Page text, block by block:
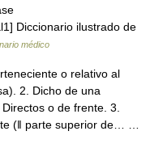
Diccionario ilustrado de
médico
o relativo al
2. Dicho de una
o de frente. 3.
(ǁ parte superior de… …